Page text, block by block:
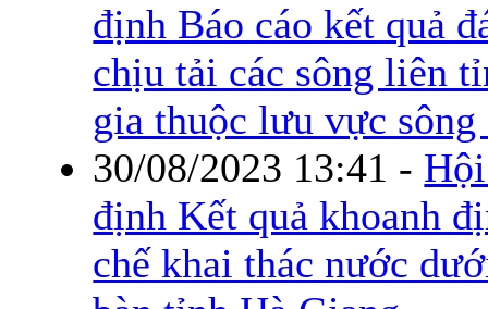
định Báo cáo kết quả
chịu tải các sông liên
gia thuộc lưu vực sông
30/08/2023 13:41 -
định Kết quả khoanh
chế khai thác nước